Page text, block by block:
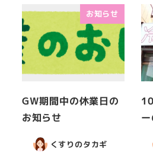
お知らせ
GW期間中の休業日の
お知らせ
くすりのタカギ